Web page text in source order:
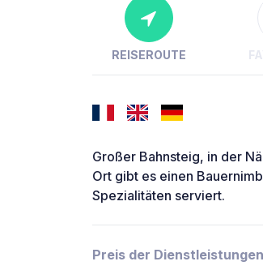
REISEROUTE
Großer Bahnsteig, in der
Ort gibt es einen
Spezialitäten serviert.
Preis der Dienstleistungen